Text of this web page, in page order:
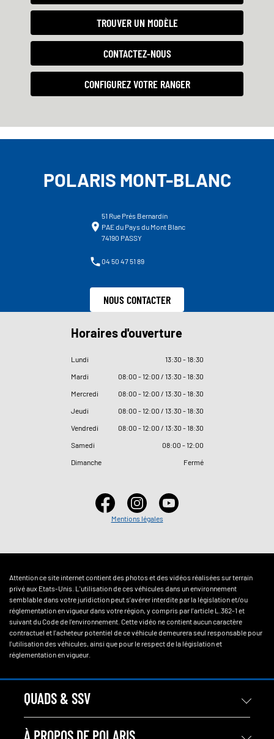
TROUVER UN MODÈLE
CONTACTEZ-NOUS
CONFIGUREZ VOTRE RANGER
POLARIS MONT-BLANC
51 Rue Prés Bernardin
PAE du Pays du Mont Blanc
74190 PASSY
04 50 47 51 89
NOUS CONTACTER
Horaires d'ouverture
Lundi 13:30 - 18:30
Mardi
08:00 - 12:00 / 13:30 - 18:30
Mercredi
08:00 - 12:00 / 13:30 - 18:30
Jeudi
08:00 - 12:00 / 13:30 - 18:30
Vendredi
08:00 - 12:00 / 13:30 - 18:30
Samedi
08:00 - 12:00
Dimanche
Fermé
Mentions légales
Attention ce site internet contient des photos et des vidéos réalisées sur terrain
privé aux Etats-Unis. L'utilisation de ces véhicules dans un environnement
semblable dans votre juridiction peut s'avérer interdite par la législation et/ou
réglementation en vigueur dans votre région, y compris par l'article L.362-1 et
suivant du Code de l'environnement. Cette vidéo ne contient aucun caractère
contractuel et l'acheteur potentiel de ce véhicule demeurera seul responsable pour
l'utilisation des véhicules, ainsi que pour le respect de la législation et
réglementation en vigueur.
QUADS & SSV